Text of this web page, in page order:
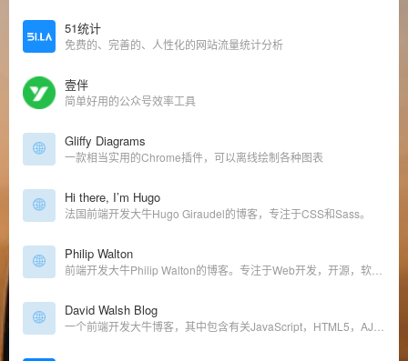
51统计
免费的、完善的、人性化的网站流量统计分析
壹伴
简单好用的公众号效率工具
Gliffy Diagrams
一款相当实用的Chrome插件，可以离线绘制各种图表
Hi there, I’m Hugo
法国前端开发大牛Hugo Giraudel的博客，专注于CSS和Sass。
Philip Walton
David Walsh Blog